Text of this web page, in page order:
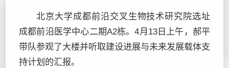
北京大学成都前沿交叉生物技术研究院选址
成都前沿医学中心二期A2栋。4月13日上午，郝平
带队参观了大楼并听取建设进展与未来发展载体支
持计划的汇报。